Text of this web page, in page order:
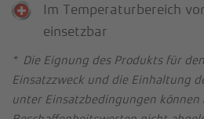
Im Temperaturbereich
einsetzbar
* Die Eignung des Produkts für
Einsatzzweck und die Einhaltung
unter Einsatzbedingungen können